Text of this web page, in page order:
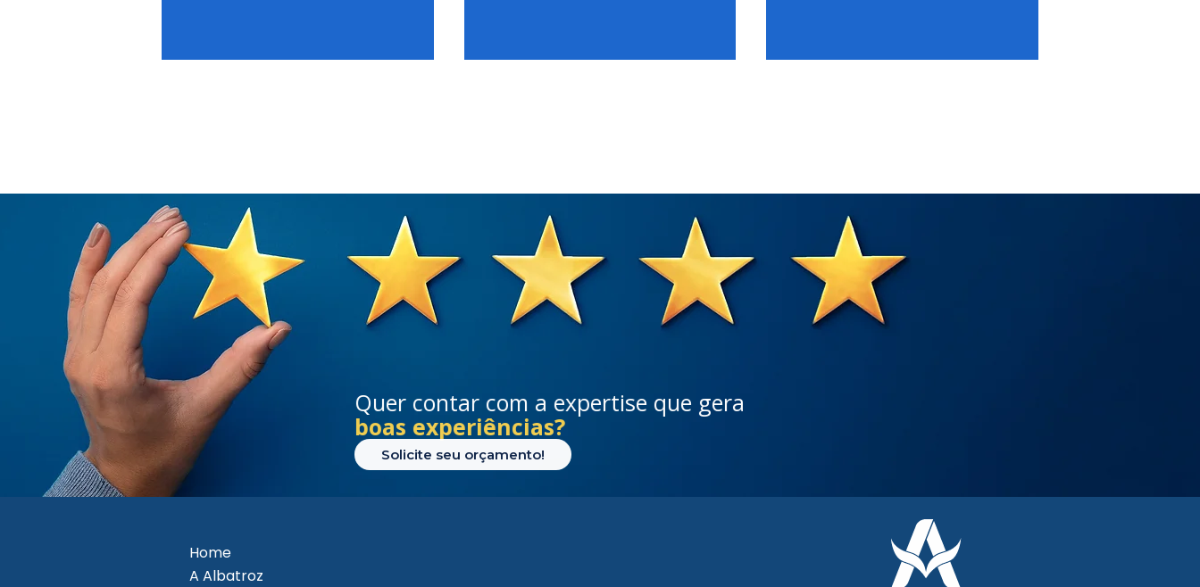
Quer contar com a expertise que gera
boas experiências?
Solicite seu orçamento!
Home
A Albatroz